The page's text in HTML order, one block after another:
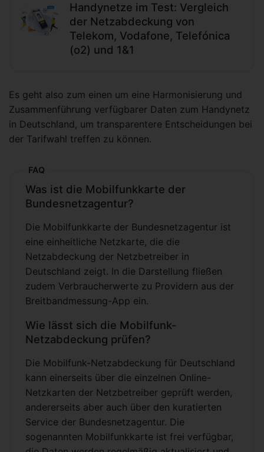
Handynetze im Test: Vergleich
der Netzabdeckung von
Telekom, Vodafone, Telefónica
(o2) und 1&1
Es geht also zum einen um eine Harmonisierung und
Zusammenführung verfügbarer Daten zum Handynetz
in Deutschland, um transparentere Entscheidungen bei
der Tarifwahl treffen zu können.
FAQ
Was ist die Mobilfunkkarte der
Bundesnetzagentur?
Die Mobilfunkkarte der Bundesnetzagentur ist
eine einheitliche Netzkarte, die die
Netzabdeckung der Netzbetreiber in
Deutschland zeigt. In die Darstellung fließen
zudem Verbraucherwerte zu Providern aus der
Breitbandmessung-App ein.
Wie lässt sich die Mobilfunk-
Netzabdeckung prüfen?
Die Mobilfunk-Netzabdeckung für Deutschland
kann einerseits über die einzelnen Online-
Netzkarten der Netzbetreiber geprüft werden,
andererseits aber auch über den kuratierten
Service der Bundesnetzagentur. Die
sogenannten Mobilfunkkarte ist frei verfügbar,